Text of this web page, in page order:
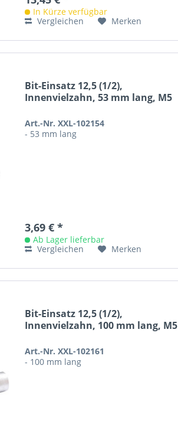
In Kürze verfügbar
Vergleichen
Merken
Bit-Einsatz 12,5 (1/2),
Innenvielzahn, 53 mm lang, M5
Art.-Nr. XXL-102154
- 53 mm lang
3,69 € *
Ab Lager lieferbar
Vergleichen
Merken
Bit-Einsatz 12,5 (1/2),
Innenvielzahn, 100 mm lang, M5
Art.-Nr. XXL-102161
- 100 mm lang